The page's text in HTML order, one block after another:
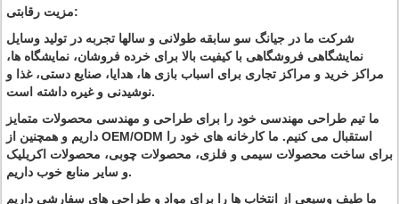
مزیت رقابتی:
شرکت ما در جیانگ سو سابقه طولانی و سالها تجربه در تولید وسایل
نمایشگاهی فروشگاهی با کیفیت بالا برای خرده فروشان، نمایشگاه ها،
مراکز خرید و مراکز تجاری برای اسباب بازی ها، هدایا، صنایع دستی، غذا و
نوشیدنی و غیره داشته است.
ما تیم طراحی مهندسی خود را برای طراحی و مهندسی محصولات متمایز
داریم و همچنین از OEM/ODM استقبال می کنیم. ما کارخانه های خود را
برای ساخت محصولات سیمی و فلزی، محصولات چوبی، محصولات اکریلیک
و سایر منابع خوب داریم.
ما طیف وسیعی از انتخاب ها را برای مواد و طراحی های سفارشی داریم